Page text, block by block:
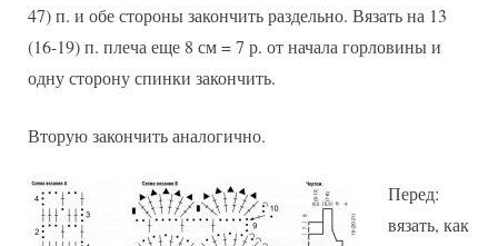
47) п. и обе стороны закончить раздельно. Вязать на 13
(16-19) п. плеча еще 8 см = 7 р. от начала горловины и
одну сторону спинки закончить.
Вторую закончить аналогично.
Перед:
вязать, как